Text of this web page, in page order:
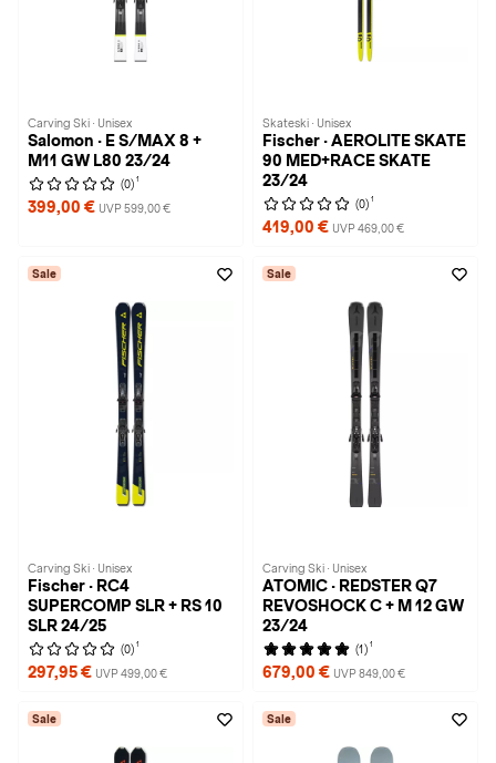
Carving Ski · Unisex
Salomon · E S/MAX 8 +
M11 GW L80 23/24
(0) 1
399,00 € UVP 599,00 €
Skateski · Unisex
Fischer · AEROLITE SKATE
90 MED+RACE SKATE
23/24
(0) 1
419,00 € UVP 469,00 €
Sale
Carving Ski · Unisex
Fischer · RC4
SUPERCOMP SLR + RS 10
SLR 24/25
(0) 1
297,95 € UVP 499,00 €
Sale
Carving Ski · Unisex
ATOMIC · REDSTER Q7
REVOSHOCK C + M 12 GW
23/24
(1) 1
679,00 € UVP 849,00 €
Sale Sale